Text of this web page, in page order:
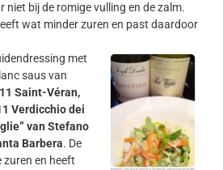
niet bij de romige vulling en de zalm.
wat minder zuren en past daardoor
met
saus van
Saint-Véran,
Verdicchio dei
van Stefano
Barbera. De
zuren en heeft